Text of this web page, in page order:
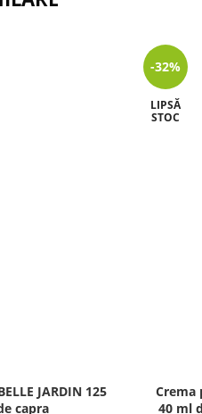
JARDIN 125
capra
-32%
LIPSĂ
STOC
40 ml